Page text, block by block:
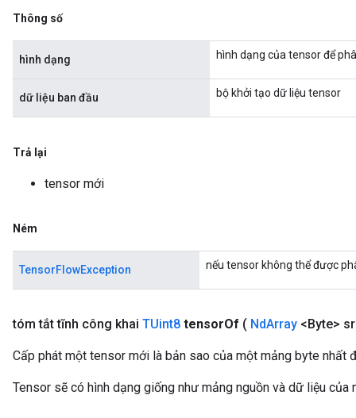
Thông số
hình dạng hình dạng của tensor để
dữ liệu ban đầu bộ khởi tạo dữ liệu tensor
Trả lại
tensor mới
Ném
TensorFlowException nếu tensor không thể được
tóm tắt tĩnh công khai TUint8 tensorOf ( NdArray <Byte>
Cấp phát một tensor mới là bản sao của một mảng byte nhất
Tensor sẽ có hình dạng giống như mảng nguồn và dữ liệu của